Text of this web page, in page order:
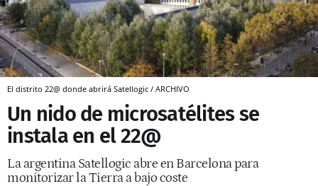
El distrito 22@ donde abrirá Satellogic / ARCHIVO
Un nido de microsatélites se
instala en el 22@
La argentina Satellogic abre en Barcelona para
monitorizar la Tierra a bajo coste